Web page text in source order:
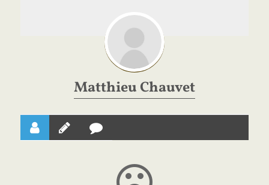
Matthieu Chauvet